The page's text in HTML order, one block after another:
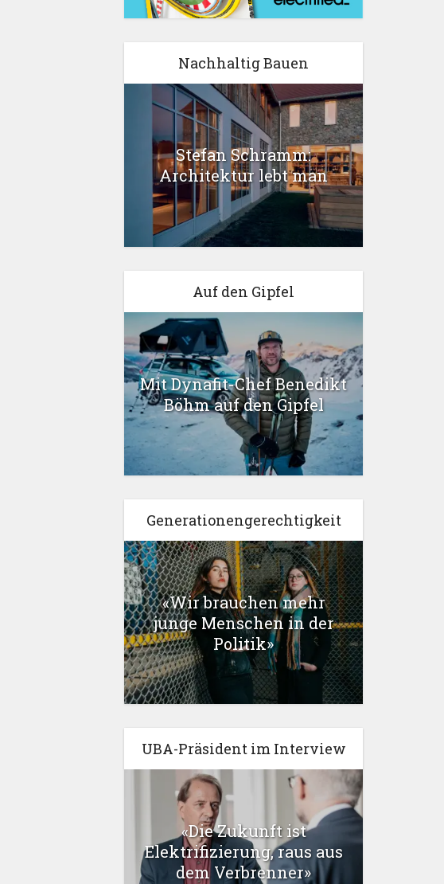
Nachhaltig Bauen
Stefan Schramm:
Architektur lebt man
Auf den Gipfel
Mit Dynafit-Chef Benedikt
Böhm auf den Gipfel
Generationengerechtigkeit
«Wir brauchen mehr
junge Menschen in der
Politik»
UBA-Präsident im Interview
«Die Zukunft ist
Elektrifizierung, raus aus
dem Verbrenner»